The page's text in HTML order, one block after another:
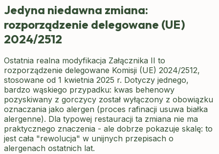
Jedyna niedawna zmiana:
rozporządzenie delegowane (UE)
2024/2512
Ostatnia realna modyfikacja Załącznika II to
rozporządzenie delegowane Komisji (UE) 2024/2512,
stosowane od 1 kwietnia 2025 r. Dotyczy jednego,
bardzo wąskiego przypadku: kwas behenowy
pozyskiwany z gorczycy został wyłączony z obowiązku
oznaczania jako alergen (proces rafinacji usuwa białka
alergenne). Dla typowej restauracji ta zmiana nie ma
praktycznego znaczenia - ale dobrze pokazuje skalę: to
jest cała "rewolucja" w unijnych przepisach o
alergenach ostatnich lat.